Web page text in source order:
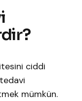
ciddi
mümkün.